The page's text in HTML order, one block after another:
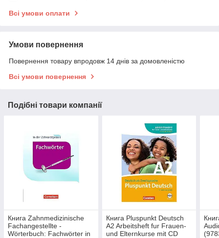
Всі умови оплати
Умови повернення
Повернення товару впродовж 14 днів за домовленістю
Всі умови повернення
Подібні товари компанії
Книга Zahnmedizinische
Fachangestellte -
Wörterbuch: Fachwörter in
Книга Pluspunkt Deutsch
A2 Arbeitsheft fur Frauen-
und Elternkurse mit CD